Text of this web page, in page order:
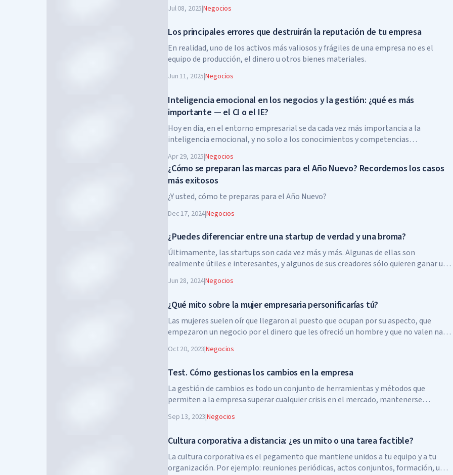
empleados o socios.
Jul 08, 2025|Negocios
Los principales errores que destruirán la reputación de tu empresa
En realidad, uno de los activos más valiosos y frágiles de una empresa no es el
equipo de producción, el dinero u otros bienes materiales.
Jun 11, 2025|Negocios
Inteligencia emocional en los negocios y la gestión: ¿qué es más
importante — el CI o el IE?
Hoy en día, en el entorno empresarial se da cada vez más importancia a la
inteligencia emocional, y no solo a los conocimientos y competencias
Apr 29, 2025|Negocios
¿Cómo se preparan las marcas para el Año Nuevo? Recordemos los casos
más exitosos
¿Y usted, cómo te preparas para el Año Nuevo?
Dec 17, 2024|Negocios
¿Puedes diferenciar entre una startup de verdad y una broma?
Últimamente, las startups son cada vez más y más. Algunas de ellas son
realmente útiles e interesantes, y algunos de sus creadores sólo quieren ganar un
Jun 28, 2024|Negocios
¿Qué mito sobre la mujer empresaria personificarías tú?
Las mujeres suelen oír que llegaron al puesto que ocupan por su aspecto, que
empezaron un negocio por el dinero que les ofreció un hombre y que no valen nada
Oct 20, 2023|Negocios
Test. Cómo gestionas los cambios en la empresa
La gestión de cambios es todo un conjunto de herramientas y métodos que
permiten a la empresa superar cualquier crisis en el mercado, mantenerse
competitiva y, por supuesto, seguir siendo atractiva para los inversores, socios y
clientes.
Sep 13, 2023|Negocios
Cultura corporativa a distancia: ¿es un mito o una tarea factible?
La cultura corporativa es el pegamento que mantiene unidos a tu equipo y a tu
organización. Por ejemplo: reuniones periódicas, actos conjuntos, formación, una